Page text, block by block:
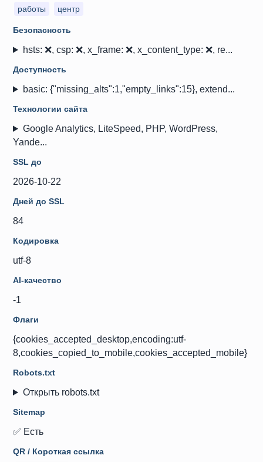
работы
центр
Безопасность
hsts: ❌, csp: ❌, x_frame: ❌, x_content_type: ❌, re...
Доступность
basic: {"missing_alts":1,"empty_links":15}, extend...
Технологии сайта
Google Analytics, LiteSpeed, PHP, WordPress,
Yande...
SSL до
2026-10-22
Дней до SSL
84
Кодировка
utf-8
AI-качество
-1
Флаги
{cookies_accepted_desktop,encoding:utf-
8,cookies_copied_to_mobile,cookies_accepted_mobile}
Robots.txt
Открыть robots.txt
Sitemap
✅ Есть
QR / Короткая ссылка